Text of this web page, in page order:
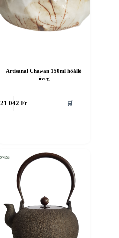
Artisanal Chawan 150ml hőálló
üveg
21 042 Ft 🛒